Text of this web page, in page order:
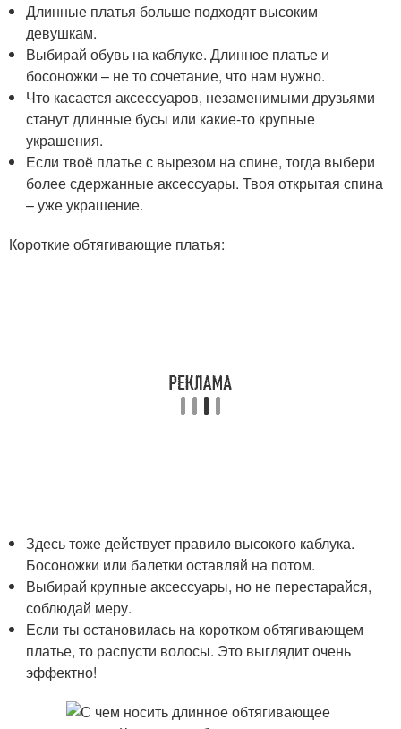
Длинные платья больше подходят высоким
девушкам.
Выбирай обувь на каблуке. Длинное платье и
босоножки – не то сочетание, что нам нужно.
Что касается аксессуаров, незаменимыми друзьями
станут длинные бусы или какие-то крупные
украшения.
Если твоё платье с вырезом на спине, тогда выбери
более сдержанные аксессуары. Твоя открытая спина
– уже украшение.
Короткие обтягивающие платья:
Здесь тоже действует правило высокого каблука.
Босоножки или балетки оставляй на потом.
Выбирай крупные аксессуары, но не перестарайся,
соблюдай меру.
Если ты остановилась на коротком обтягивающем
платье, то распусти волосы. Это выглядит очень
эффектно!